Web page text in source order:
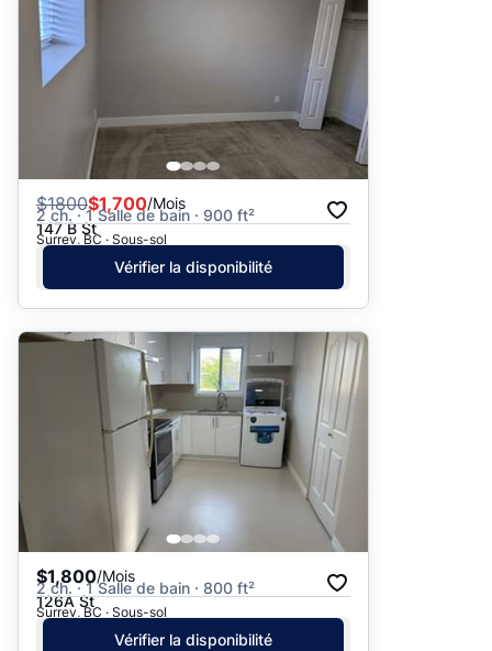
$1800$1,700/Mois
2 ch. · 1 Salle de bain · 900 ft²
147 B St
Surrey, BC · Sous-sol
Vérifier la disponibilité
$1,800/Mois
2 ch. · 1 Salle de bain · 800 ft²
126A St
Surrey, BC · Sous-sol
Vérifier la disponibilité